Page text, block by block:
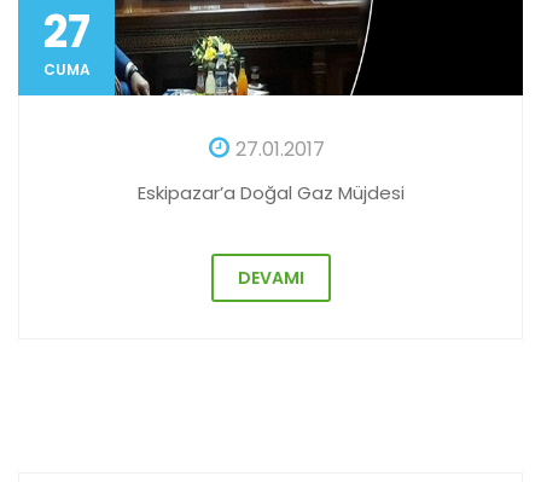
27
CUMA
27.01.2017
Eskipazar’a Doğal Gaz Müjdesi
DEVAMI